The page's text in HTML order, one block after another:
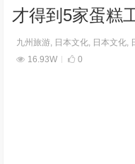
才得到5家蛋糕
九州旅游, 日本文化, 日本文化,
16.93W
0